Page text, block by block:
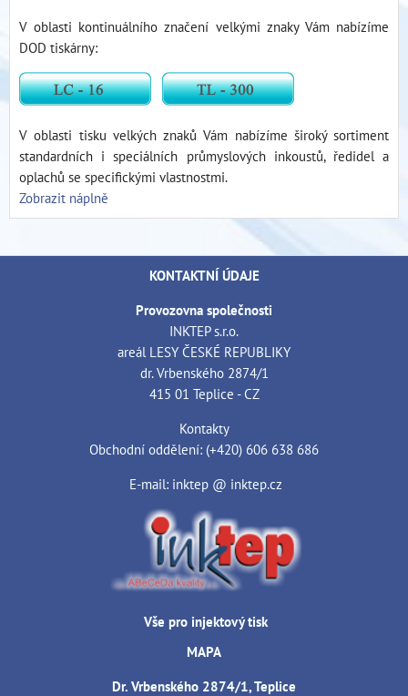
V oblasti kontinuálního značení velkými znaky Vám nabízíme
DOD tiskárny:
V oblasti tisku velkých znaků Vám nabízíme široký sortiment
standardních i speciálních průmyslových inkoustů, ředidel a
oplachů se specifickými vlastnostmi.
Zobrazit náplně
KONTAKTNÍ ÚDAJE
Provozovna společnosti
INKTEP s.r.o.
areál LESY ČESKÉ REPUBLIKY
dr. Vrbenského 2874/1
415 01 Teplice - CZ
Kontakty
Obchodní oddělení: (+420) 606 638 686
E-mail: inktep @ inktep.cz
Vše pro injektový tisk
MAPA
Dr. Vrbenského 2874/1, Teplice